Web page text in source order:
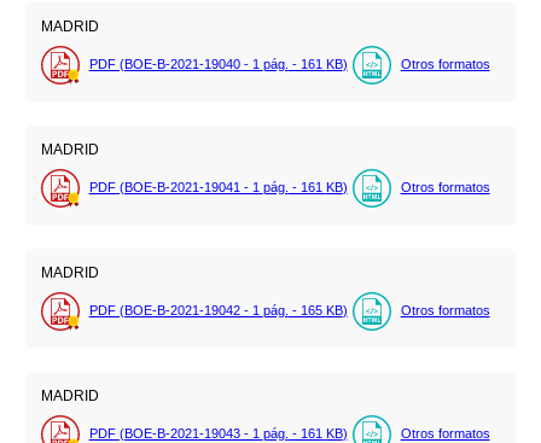
MADRID
PDF (BOE-B-2021-19040 - 1 pág. - 161 KB) Otros formatos
MADRID
PDF (BOE-B-2021-19041 - 1 pág. - 161 KB) Otros formatos
MADRID
PDF (BOE-B-2021-19042 - 1 pág. - 165 KB) Otros formatos
MADRID
PDF (BOE-B-2021-19043 - 1 pág. - 161 KB) Otros formatos